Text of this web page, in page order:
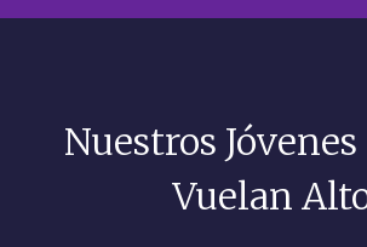
Nuestros
Vuelan